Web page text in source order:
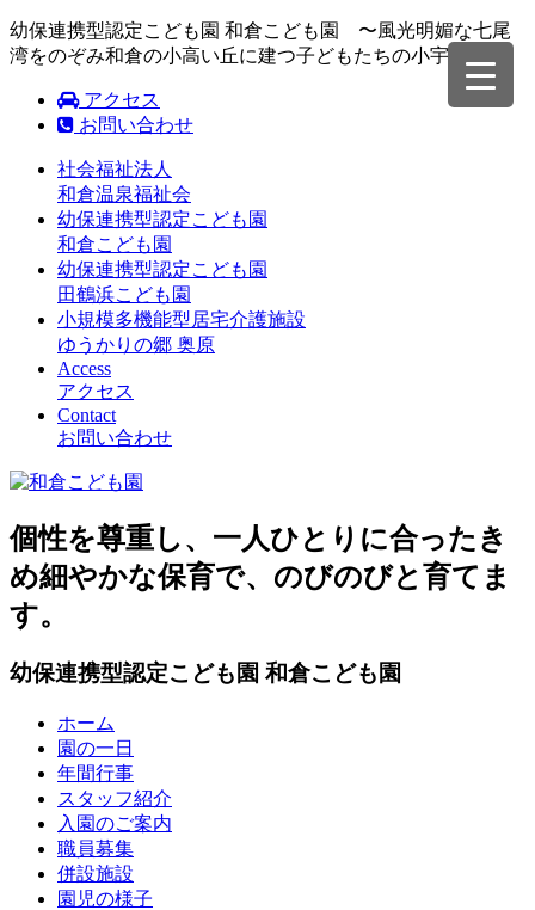
幼保連携型認定こども園 和倉こども園 〜風光明媚な七尾
湾をのぞみ和倉の小高い丘に建つ子どもたちの小宇宙〜
アクセス
お問い合わせ
社会福祉法人
和倉温泉福祉会
幼保連携型認定こども園
和倉こども園
幼保連携型認定こども園
田鶴浜こども園
小規模多機能型居宅介護施設
ゆうかりの郷 奥原
Access
アクセス
Contact
お問い合わせ
個性を尊重し、一人ひとりに合ったき
め細やかな保育で、のびのびと育てま
す。
幼保連携型認定こども園 和倉こども園
ホーム
園の一日
年間行事
スタッフ紹介
入園のご案内
職員募集
併設施設
園児の様子